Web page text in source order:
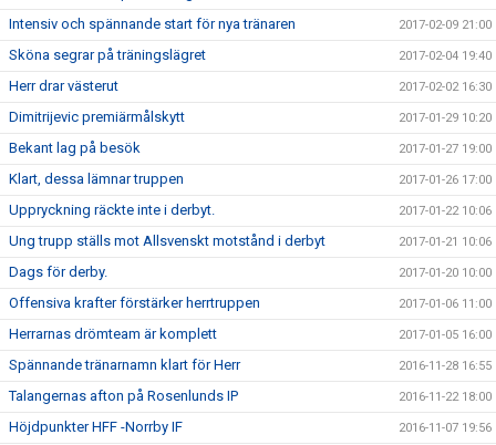
Intensiv och spännande start för nya tränaren 2017-02-09 21:00
Sköna segrar på träningslägret 2017-02-04 19:40
Herr drar västerut 2017-02-02 16:30
Dimitrijevic premiärmålskytt 2017-01-29 10:20
Bekant lag på besök 2017-01-27 19:00
Klart, dessa lämnar truppen 2017-01-26 17:00
Uppryckning räckte inte i derbyt. 2017-01-22 10:06
Ung trupp ställs mot Allsvenskt motstånd i derbyt 2017-01-21 10:06
Dags för derby. 2017-01-20 10:00
Offensiva krafter förstärker herrtruppen 2017-01-06 11:00
Herrarnas drömteam är komplett 2017-01-05 16:00
Spännande tränarnamn klart för Herr 2016-11-28 16:55
Talangernas afton på Rosenlunds IP 2016-11-22 18:00
Höjdpunkter HFF -Norrby IF 2016-11-07 19:56